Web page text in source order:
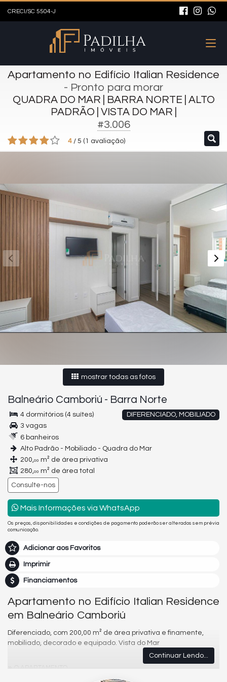
CRECI/SC 5504-J
Apartamento no Edifício Italian Residence
- Pronto para morar
QUADRA DO MAR | BARRA NORTE | ALTO
PADRÃO | VISTA DO MAR |
#3.006
4 / 5 ( 1 avaliação)
mostrar todas as fotos
Balneário Camboriú - Barra Norte
DIFERENCIADO, MOBILIADO
4 dormitórios (4 suítes)
3 vagas
6 banheiros
Alto Padrão - Mobiliado - Quadra do Mar
200,00 m² de área privativa
280,00 m² de área total
Consulte-nos
Mais Informações via WhatsApp
Os preços, disponibilidades e condições de pagamento poderão ser alterados sem prévia
comunicação.
Adicionar aos Favoritos
Imprimir
Financiamentos
Apartamento no Edifício Italian Residence
em Balneário Camboriú
Diferenciado, com 200,00 m² de área privativa e finamente,
mobiliado, decorado e equipado. Vista do Mar
O APARTAMENTO
Continuar Lendo...